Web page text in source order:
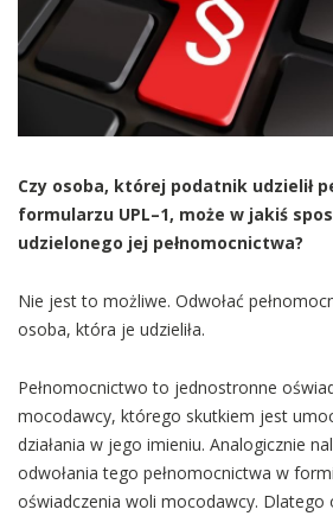
Czy osoba, której podatnik udzielił
formularzu UPL–1, może w jakiś
udzielonego jej pełnomocnictwa?
Nie jest to możliwe. Odwołać
osoba, która je udzieliła.
Pełnomocnictwo to jednostronne
mocodawcy, którego skutkiem jest
działania w jego imieniu. Analogicznie
odwołania tego pełnomocnictwa w
oświadczenia woli mocodawcy. Dlatego